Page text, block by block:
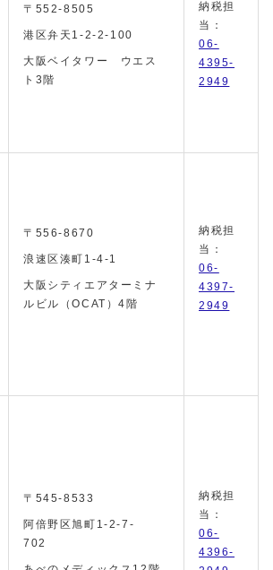
〒552-8505
港区弁天1-2-2-100
大阪ベイタワー ウエス
ト3階
納税担
当：
06-
4395-
2949
〒556-8670
浪速区湊町1-4-1
大阪シティエアターミナ
ルビル（OCAT）4階
納税担
当：
06-
4397-
2949
〒545-8533
阿倍野区旭町1-2-7-
702
納税担
当：
06-
4396-